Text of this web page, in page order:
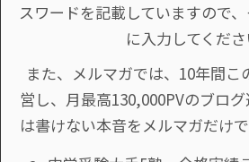
スワードを記載していますので
に入力してくださ
また、メルマガでは、10年間こ
営し、月最高130,000PVのブロ
は書けない本音をメルマガだけで